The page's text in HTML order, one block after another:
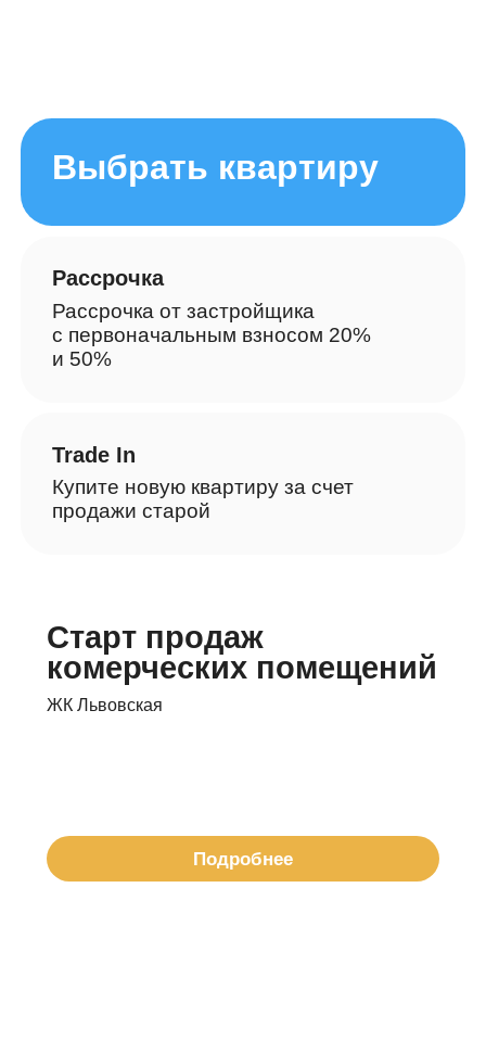
Выбрать квартиру
Рассрочка
Рассрочка от застройщика
с первоначальным взносом 20%
и 50%
Trade In
Купите новую квартиру за счет
продажи старой
Старт продаж
комерческих помещений
ЖК Львовская
Подробнее